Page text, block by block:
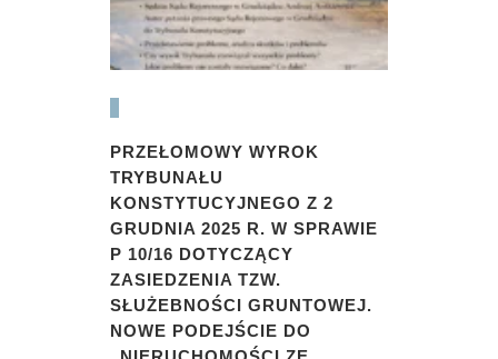
PRZEŁOMOWY WYROK
TRYBUNAŁU
KONSTYTUCYJNEGO Z 2
GRUDNIA 2025 R. W SPRAWIE
P 10/16 DOTYCZĄCY
ZASIEDZENIA TZW.
SŁUŻEBNOŚCI GRUNTOWEJ.
NOWE PODEJŚCIE DO